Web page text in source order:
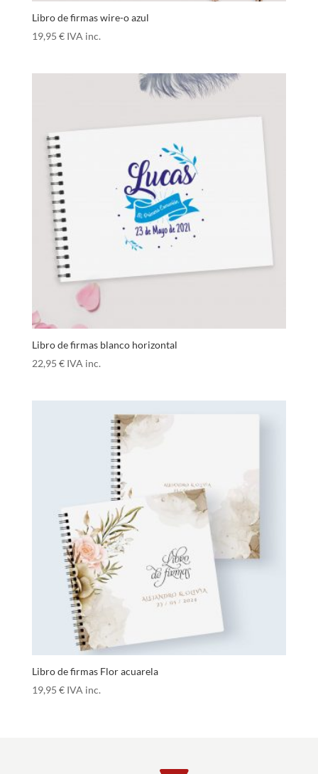
Libro de firmas wire-o azul
19,95 € IVA inc.
Libro de firmas blanco horizontal
22,95 € IVA inc.
Libro de firmas Flor acuarela
19,95 € IVA inc.